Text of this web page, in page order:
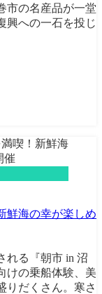
市の名産品が一堂
興への一石を投じ
鮮海の幸が楽しめ
れる『朝市 in 沼
けの乗船体験、美
りだくさん。寒さ